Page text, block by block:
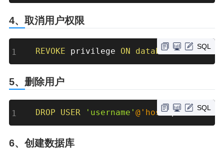
4、取消用户权限
SQL
REVOKE privilege ON database.table
5、删除用户
SQL
DROP USER 'username'@'host' ;
6、创建数据库